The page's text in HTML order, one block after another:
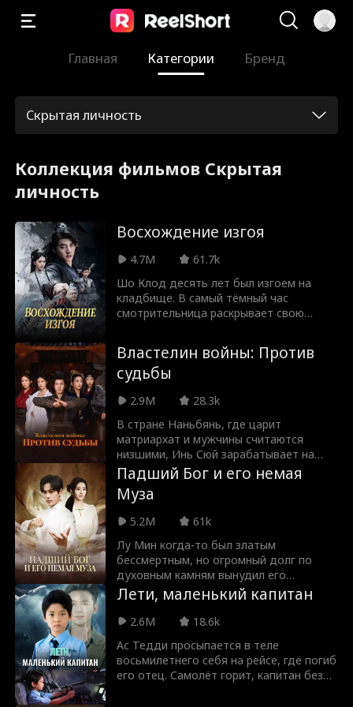
Главная Категории Бренд
Скрытая личность
Коллекция фильмов Скрытая
личность
Восхождение изгоя
4.7M
61.7k
Шо Клод десять лет был изгоем на
кладбище. В самый тёмный час
смотрительница раскрывает свою
идёт к бессмертию, наступают демоны.
Эпическая битва миров началась!
Властелин войны: Против
судьбы
2.9M
28.3k
В стране Наньбянь, где царит
матриархат и мужчины считаются
низшими, Инь Сюй зарабатывает на
жизнь продажей свинины и живёт
вместе с матерью. Каждый день он
терпит насмешки и унижения от
женских банд, но, лишённый права
защищаться, может лишь сдерживать
гнев.По законам общества мужчинам
запрещено обучаться боевым
искусствам, однако Инь Сюй мечтает о
том, чтобы выйти на поле боя и
защищать родину. Втайне от матери
он упорно тренируется. Несмотря на её
участие в Турнире воинственных богов,
где шаг за шагом раскрывает тайну
своего происхождения…
Падший Бог и его немая
Муза
5.2M
61k
Лу Мин когда-то был златым
бессмертным, но огромный долг по
духовным камням вынудил его
покинуть Небесный мир и
переродиться в мире людей. Он
оказывается в теле погибшего игрока-
смерти ростовщики. Неожиданно Лу
Мин узнаёт, что у этого человека была
жена — удивительно красивая, тихая,
Лети, маленький капитан
2.6M
18.6k
Ас Тедди просыпается в теле
восьмилетнего себя на рейсе, где погиб
его отец. Самолёт горит, капитан без